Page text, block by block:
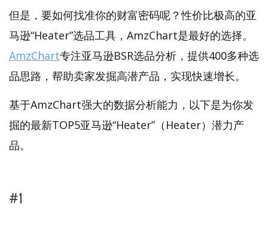
但是，要如何找准你的财富密码呢？性价比极高的亚
马逊“Heater”选品工具，AmzChart是最好的选择。
AmzChart专注亚马逊BSR选品分析，提供400多种选
品思路，帮助卖家发掘高潜产品，实现快速增长。
基于AmzChart强大的数据分析能力，以下是为你发
掘的最新TOP5亚马逊“Heater”（Heater）潜力产
品。
#1